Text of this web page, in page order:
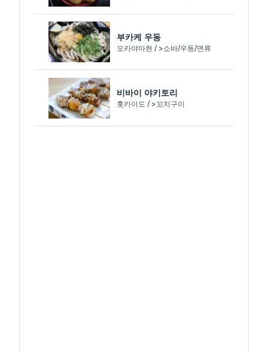
부카케 우동
오카야마현 / >소바/우동/면류
비바이 야키토리
홋카이도 / >꼬치구이